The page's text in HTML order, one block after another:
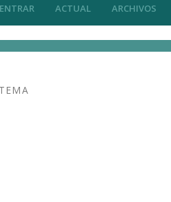
ACTUAL ARCHIVOS
ENTRAR